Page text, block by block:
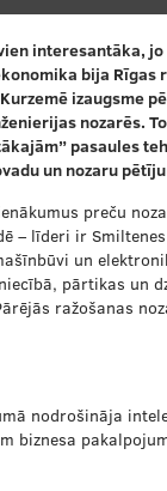
interesantāka,
bija Rīgas
izaugsme
nozarēs.
pasaules
un nozaru
preču
– līderi ir
un
pārtikas un
ražošanas
nodrošināja
biznesa